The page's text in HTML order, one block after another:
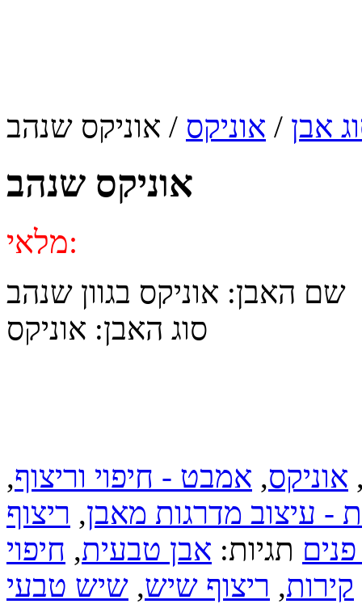
אבן / אוניקס / אוניקס שנהב
אוניקס שנהב
מלאי:
שם האבן: אוניקס בגוון שנהב
סוג האבן: אוניקס
אוניקס, אמבט - חיפוי וריצוף,
- עיצוב מדרגות מאבן, ריצוף
תגיות: אבן טבעית, חיפוי
קירות, ריצוף שיש, שיש טבעי